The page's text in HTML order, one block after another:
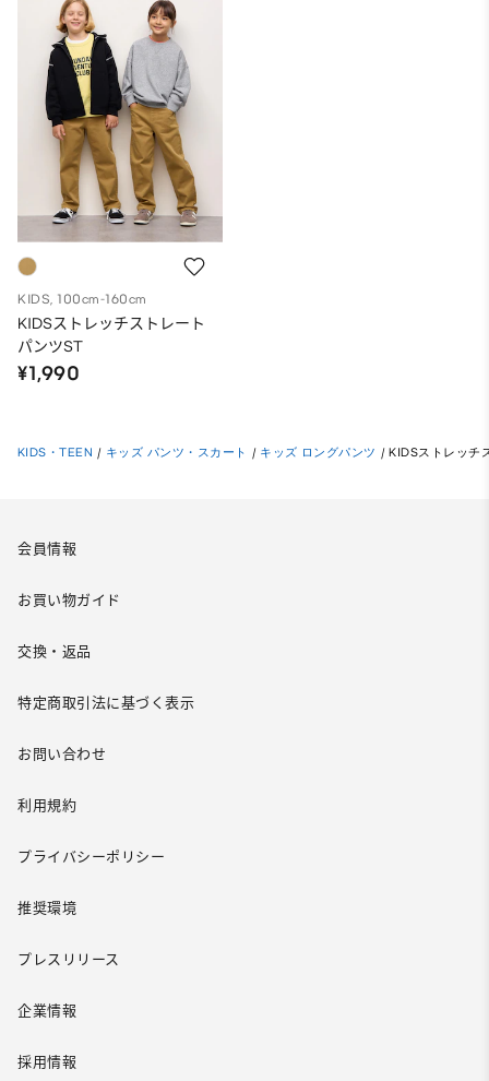
KIDS, 100cm-160cm
KIDSストレッチストレート
パンツST
¥1,990
KIDS・TEEN / キッズ パンツ・スカート / キッズ ロングパンツ / KIDSストレッチ
会員情報
お買い物ガイド
交換・返品
特定商取引法に基づく表示
お問い合わせ
利用規約
プライバシーポリシー
推奨環境
プレスリリース
企業情報
採用情報